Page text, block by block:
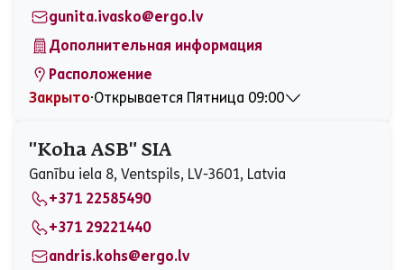
Воскресенье
Закрыто
gunita.ivasko@ergo.lv
Дополнительная информация
Расположение
Закрыто⋅Открывается Пятница 09:00
Вторник
Закрыто
Среда
Закрыто
Четверг
09:00 - 16:00
Пятница
09:00 - 12:30
Суббота
Закрыто
Воскресенье
"Koha ASB" SIA
Ganību iela 8, Ventspils, LV-3601, Latvia
+371 22585490
+371 29221440
andris.kohs@ergo.lv